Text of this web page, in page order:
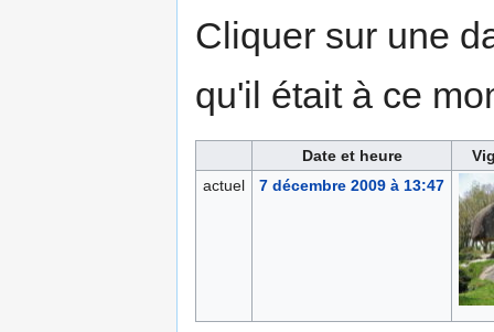
Cliquer sur une
qu'il était à ce
Date et heure
actuel
7 décembre 2009 à 13:47